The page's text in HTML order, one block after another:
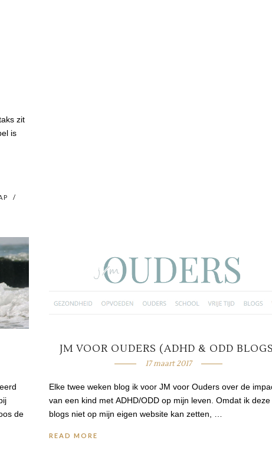
zit
is
/
de
JM VOOR OUDERS (ADHD & ODD
17 maart 2017
Elke twee weken blog ik voor JM voor Ouders over de
van een kind met ADHD/ODD op mijn leven. Omdat ik deze
blogs niet op mijn eigen website kan zetten, …
READ MORE